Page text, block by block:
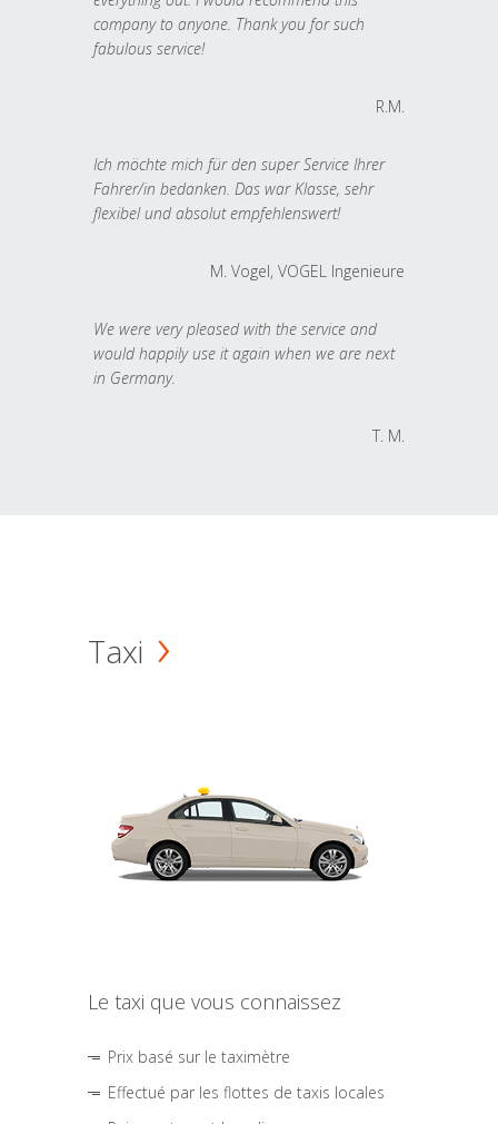
company to anyone. Thank you for such
fabulous service!
R.M.
Ich möchte mich für den super Service Ihrer
Fahrer/in bedanken. Das war Klasse, sehr
flexibel und absolut empfehlenswert!
M. Vogel, VOGEL Ingenieure
We were very pleased with the service and
would happily use it again when we are next
in Germany.
T. M.
Taxi
Le taxi que vous connaissez
Prix basé sur le taximètre
Effectué par les flottes de taxis locales